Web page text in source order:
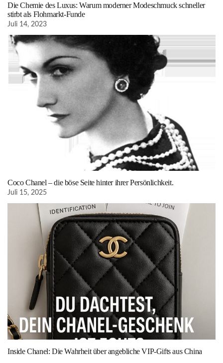
Die Chemie des Luxus: Warum moderner Modeschmuck schneller
stirbt als Flohmarkt-Funde
Juli 14, 2023
Coco Chanel – die böse Seite hinter ihrer Persönlichkeit.
Juli 15, 2025
Inside Chanel: Die Wahrheit über angebliche VIP-Gifts aus China